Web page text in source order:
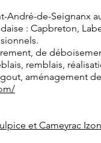
André-de-Seignanx
: Capbreton,
de
remblais,
aménagement
et Cameyrac